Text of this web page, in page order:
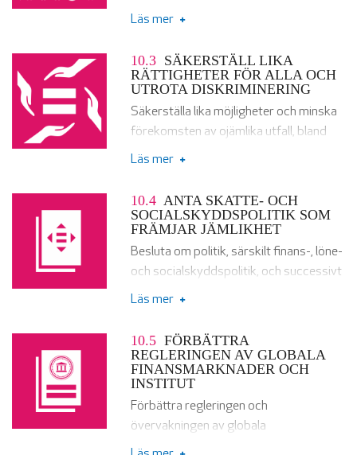
funktionsnedsättning, ras, etnicitet,
annan ställning, blir inkluderade i det
sociala, ekonomiska och politiska livet.
Läs mer
10.3 SÄKERSTÄLL LIKA
RÄTTIGHETER FÖR ALLA OCH
UTROTA DISKRIMINERING
Säkerställa lika möjligheter och minska
förekomsten av ojämlika utfall, bland
annat genom att avskaffa
och åtgärder av lämpligt slag i detta
hänseende.
Läs mer
10.4 ANTA SKATTE- OCH
SOCIALSKYDDSPOLITIK SOM
FRÄMJAR JÄMLIKHET
Besluta om politik, särskilt finans-, löne-
och socialskyddspolitik, och successivt
uppnå ökad jämlikhet.
Läs mer
10.5 FÖRBÄTTRA
REGLERINGEN AV GLOBALA
FINANSMARKNADER OCH
INSTITUT
Förbättra regleringen och
övervakningen av globala
finansmarknader och finansinstitut